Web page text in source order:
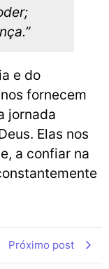
e do
fornecem
jornada
Elas nos
a confiar na
Próximo post